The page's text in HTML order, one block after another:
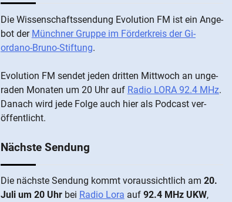
Die Wis­sen­schafts­send­ung Evolution FM ist ein An­ge­
bot der Münch­ner Grup­pe im För­der­kreis der Gi­
ordano-Bruno-Stiftung.
Evolution FM sen­det je­den drit­ten Mitt­woch an un­ge­
ra­den Mo­nat­en um 20 Uhr auf Radio LORA 92.4 MHz.
Da­nach wird je­de Fol­ge auch hier als Pod­cast ver­
öffentlicht.
Nächste Sendung
Die näch­ste Sen­dung kommt vor­aus­sicht­lich am 20.
Juli um 20 Uhrbei Radio Lora auf 92.4 MHz UKW,